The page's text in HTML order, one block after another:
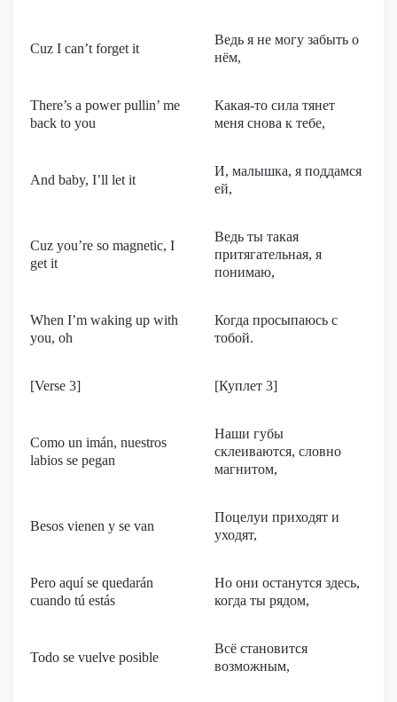
Cuz I can’t forget it
Ведь я не могу забыть о
нём,
There’s a power pullin’ me
back to you
Какая-то сила тянет
меня снова к тебе,
And baby, I’ll let it
И, малышка, я поддамся
ей,
Cuz you’re so magnetic, I
get it
Ведь ты такая
притягательная, я
понимаю,
When I’m waking up with
you, oh
Когда просыпаюсь с
тобой.
[Verse 3] [Куплет 3]
Como un imán, nuestros
labios se pegan
Наши губы
склеиваются, словно
магнитом,
Besos vienen y se van
Поцелуи приходят и
уходят,
Pero aquí se quedarán
cuando tú estás
Но они останутся здесь,
когда ты рядом,
Todo se vuelve posible
Всё становится
возможным,